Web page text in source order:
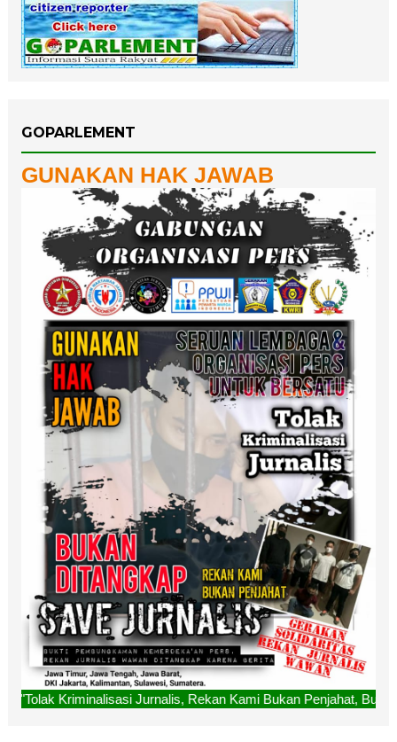
GOPARLEMENT
GUNAKAN HAK JAWAB
Jurnalis, Rekan Kami Bukan Penjahat, Bukan Ditangkap.